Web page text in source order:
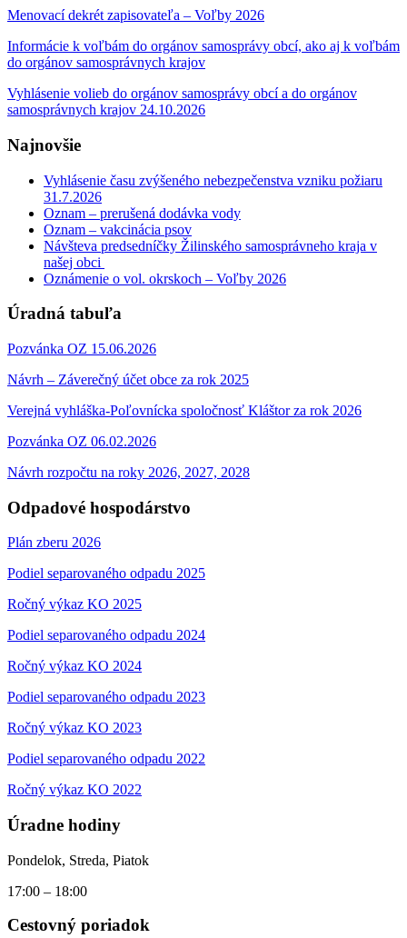
Menovací dekrét zapisovateľa – Voľby 2026
Informácie k voľbám do orgánov samosprávy obcí, ako aj k voľbám
do orgánov samosprávnych krajov
Vyhlásenie volieb do orgánov samosprávy obcí a do orgánov
samosprávnych krajov 24.10.2026
Najnovšie
Vyhlásenie času zvýšeného nebezpečenstva vzniku požiaru
31.7.2026
Oznam – prerušená dodávka vody
Oznam – vakcinácia psov
Návšteva predsedníčky Žilinského samosprávneho kraja v
našej obci
Oznámenie o vol. okrskoch – Voľby 2026
Úradná tabuľa
Pozvánka OZ 15.06.2026
Návrh – Záverečný účet obce za rok 2025
Verejná vyhláška-Poľovnícka spoločnosť Kláštor za rok 2026
Pozvánka OZ 06.02.2026
Návrh rozpočtu na roky 2026, 2027, 2028
Odpadové hospodárstvo
Plán zberu 2026
Podiel separovaného odpadu 2025
Ročný výkaz KO 2025
Podiel separovaného odpadu 2024
Ročný výkaz KO 2024
Podiel separovaného odpadu 2023
Ročný výkaz KO 2023
Podiel separovaného odpadu 2022
Ročný výkaz KO 2022
Úradne hodiny
Pondelok, Streda, Piatok
17:00 – 18:00
Cestovný poriadok